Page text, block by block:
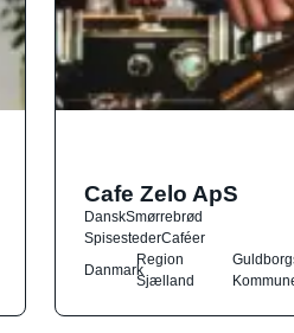
Cafe Zelo ApS
DanskSmørrebrød
SpisestederCaféer
Danmark
Region
Sjælland